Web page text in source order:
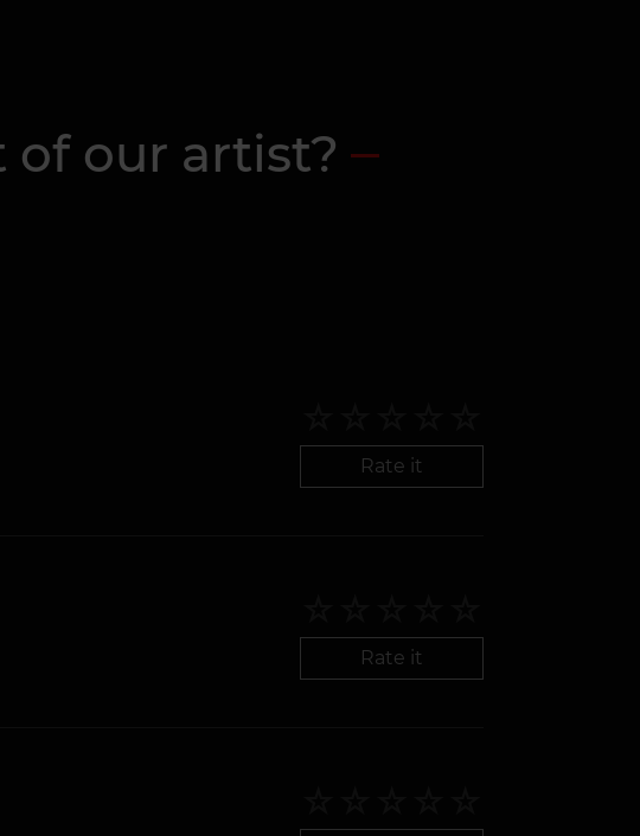
of our artist?
Rate it
Rate it